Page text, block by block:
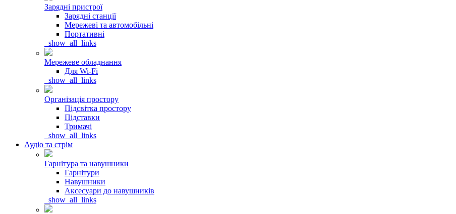
Зарядні пристрої
Зарядні станції
Мережеві та автомобільні
Портативні
_show_all_links
Мережеве обладнання
Для Wi-Fi
_show_all_links
Організація простору
Підсвітка простору
Підставки
Тримачі
_show_all_links
Аудіо та стрім
Гарнітура та навушники
Гарнітури
Навушники
Аксесуари до навушників
_show_all_links